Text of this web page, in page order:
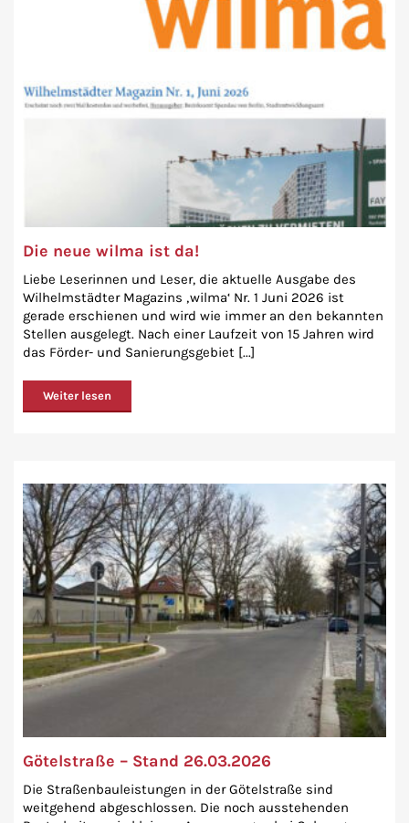
Die neue wilma ist da!
Liebe Leserinnen und Leser, die aktuelle Ausgabe des
Wilhelmstädter Magazins ‚wilma‘ Nr. 1 Juni 2026 ist
gerade erschienen und wird wie immer an den bekannten
Stellen ausgelegt. Nach einer Laufzeit von 15 Jahren wird
das Förder- und Sanierungsgebiet [...]
Weiter lesen
Götelstraße – Stand 26.03.2026
Die Straßenbauleistungen in der Götelstraße sind
weitgehend abgeschlossen. Die noch ausstehenden